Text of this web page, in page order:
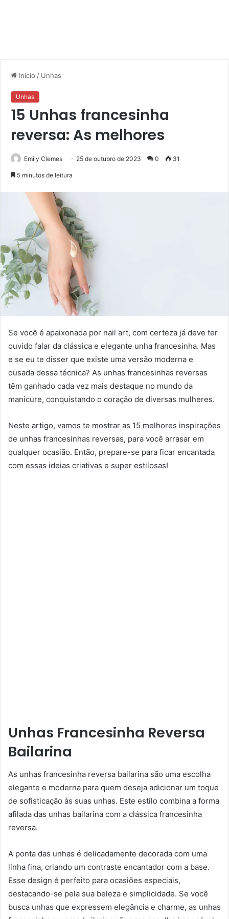
Início / Unhas
Unhas
15 Unhas francesinha
reversa: As melhores
Emily Clemes 25 de outubro de 2023 0 31
5 minutos de leitura
Se você é apaixonada por nail art, com certeza já deve ter
ouvido falar da clássica e elegante unha francesinha. Mas
e se eu te disser que existe uma versão moderna e
ousada dessa técnica? As unhas francesinhas reversas
têm ganhado cada vez mais destaque no mundo da
manicure, conquistando o coração de diversas mulheres.
Neste artigo, vamos te mostrar as 15 melhores inspirações
de unhas francesinhas reversas, para você arrasar em
qualquer ocasião. Então, prepare-se para ficar encantada
com essas ideias criativas e super estilosas!
Unhas Francesinha Reversa
Bailarina
As unhas francesinha reversa bailarina são uma escolha
elegante e moderna para quem deseja adicionar um toque
de sofisticação às suas unhas. Este estilo combina a forma
afilada das unhas bailarina com a clássica francesinha
reversa.
A ponta das unhas é delicadamente decorada com uma
linha fina, criando um contraste encantador com a base.
Esse design é perfeito para ocasiões especiais,
destacando-se pela sua beleza e simplicidade. Se você
busca unhas que expressem elegância e charme, as unhas